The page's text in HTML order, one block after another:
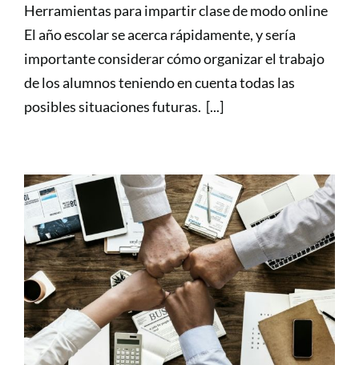
Herramientas para impartir clase de modo online
El año escolar se acerca rápidamente, y sería
importante considerar cómo organizar el trabajo
de los alumnos teniendo en cuenta todas las
posibles situaciones futuras. [...]